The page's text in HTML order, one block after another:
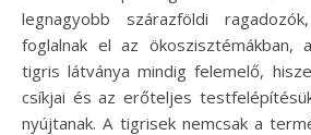
legnagyobb szárazföldi
foglalnak el az ökoszisztémákban,
tigris látványa mindig felemelő,
csíkjai és az erőteljes
nyújtanak. A tigrisek nemcsak a